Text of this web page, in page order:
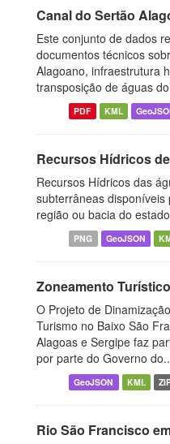
Canal do Sertão
Este conjunto de dados
documentos técnicos
Alagoano, infraestrutura
transposição de águas
PDF KML
Recursos Hídricos
Recursos Hídricos das
subterrâneas
região ou bacia do
PNG GeoJSON
Zoneamento
O Projeto de
Turismo no Baixo São
Alagoas e Sergipe faz
por parte do Governo
GeoJSON KML
Rio São Francisco